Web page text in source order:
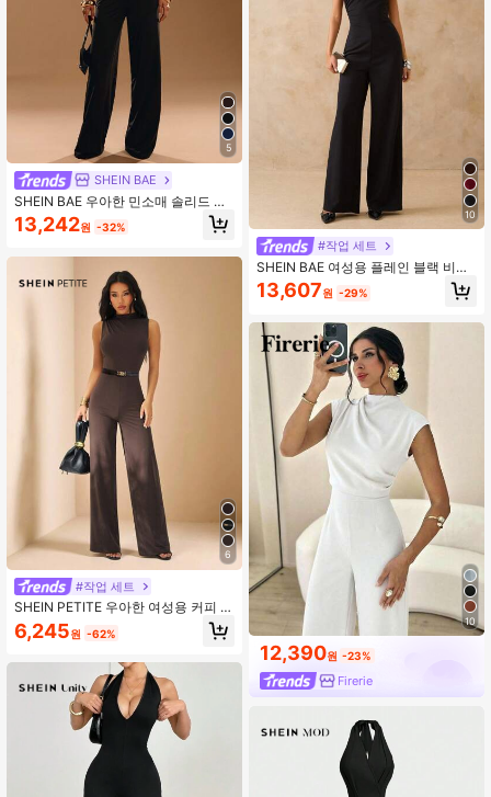
5
SHEIN BAE
SHEIN BAE 우아한 민소매 솔리드 블
랙 와이드 레그 점프수트, 데일리웨어,
데이트, 파티에 활용할 수 있는 멋진
일상 착용에 적합, 클래시
13,242원 -32%
6
#작업 세트
SHEIN PETITE 우아한 여성용 커피 브
라운 여름 와이드 레그 점프수트, 러셔
드 민소매 솔리드 컬러 비대칭 롱 점프
6,245원 -62%
10
#작업 세트
SHEIN BAE 여성용 플레인 블랙 비대
칭 어깨 핏팅 와이드 레그 점프수트,
일상, 데이트, 여행, 파티, 모임에 적합
13,607원 -29%
10
12,390원 -23%
Firerie